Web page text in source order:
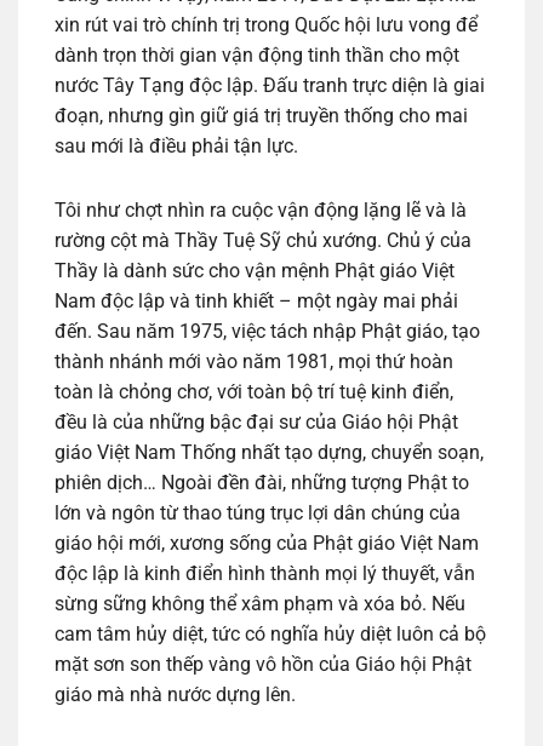
xin rút vai trò chính trị trong Quốc hội lưu vong để
dành trọn thời gian vận động tinh thần cho một
nước Tây Tạng độc lập. Đấu tranh trực diện là giai
đoạn, nhưng gìn giữ giá trị truyền thống cho mai
sau mới là điều phải tận lực.
Tôi như chợt nhìn ra cuộc vận động lặng lẽ và là
rường cột mà Thầy Tuệ Sỹ chủ xướng. Chủ ý của
Thầy là dành sức cho vận mệnh Phật giáo Việt
Nam độc lập và tinh khiết – một ngày mai phải
đến. Sau năm 1975, việc tách nhập Phật giáo, tạo
thành nhánh mới vào năm 1981, mọi thứ hoàn
toàn là chỏng chơ, với toàn bộ trí tuệ kinh điển,
đều là của những bậc đại sư của Giáo hội Phật
giáo Việt Nam Thống nhất tạo dựng, chuyển soạn,
phiên dịch… Ngoài đền đài, những tượng Phật to
lớn và ngôn từ thao túng trục lợi dân chúng của
giáo hội mới, xương sống của Phật giáo Việt Nam
độc lập là kinh điển hình thành mọi lý thuyết, vẫn
sừng sững không thể xâm phạm và xóa bỏ. Nếu
cam tâm hủy diệt, tức có nghĩa hủy diệt luôn cả bộ
mặt sơn son thếp vàng vô hồn của Giáo hội Phật
giáo mà nhà nước dựng lên.